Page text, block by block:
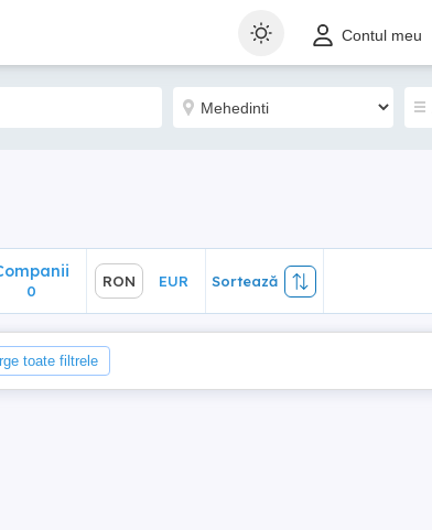
Contul meu
Sortează
0
RON EUR Sortează
toate filtrele